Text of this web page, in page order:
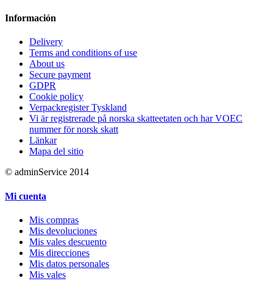
Información
Delivery
Terms and conditions of use
About us
Secure payment
GDPR
Cookie policy
Verpackregister Tyskland
Vi är registrerade på norska skatteetaten och har VOEC
nummer för norsk skatt
Länkar
Mapa del sitio
© adminService 2014
Mi cuenta
Mis compras
Mis devoluciones
Mis vales descuento
Mis direcciones
Mis datos personales
Mis vales